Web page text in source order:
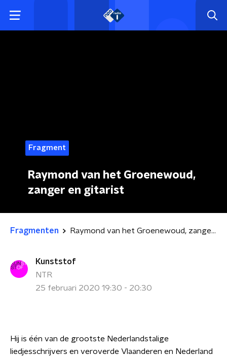
Fragment
Raymond van het Groenewoud,
zanger en gitarist
Fragmenten Raymond van het Groenewoud, zanger en gitarist
Kunststof
NTR
25 februari 2020 19:30 - 20:30
Hij is één van de grootste Nederlandstalige
liedjesschrijvers en veroverde Vlaanderen en Nederland